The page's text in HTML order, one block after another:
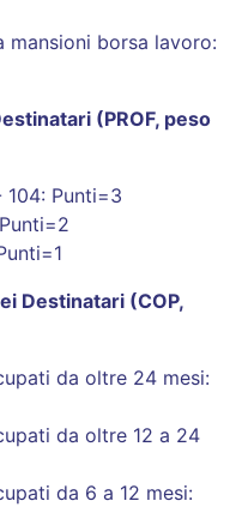
mansioni borsa lavoro:
(PROF, peso
Punti=3
Destinatari (COP,
da oltre 24 mesi:
da oltre 12 a 24
da 6 a 12 mesi: